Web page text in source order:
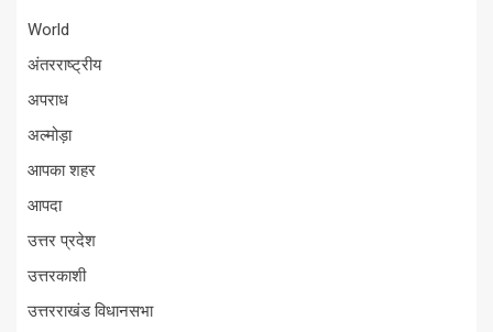
World
अंतरराष्ट्रीय
अपराध
अल्मोड़ा
आपका शहर
आपदा
उत्तर प्रदेश
उत्तरकाशी
उत्तरराखंड विधानसभा